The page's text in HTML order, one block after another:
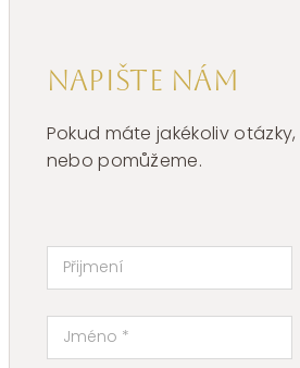
Napište nám
Pokud máte jakékoliv
nebo pomůžeme.